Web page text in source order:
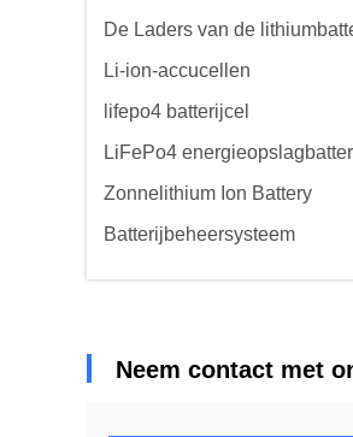
De Laders van de
Li-ion-accucellen
lifepo4 batterijcel
LiFePo4
Zonnelithium Ion Battery
Batterijbeheersysteem
Neem contact met